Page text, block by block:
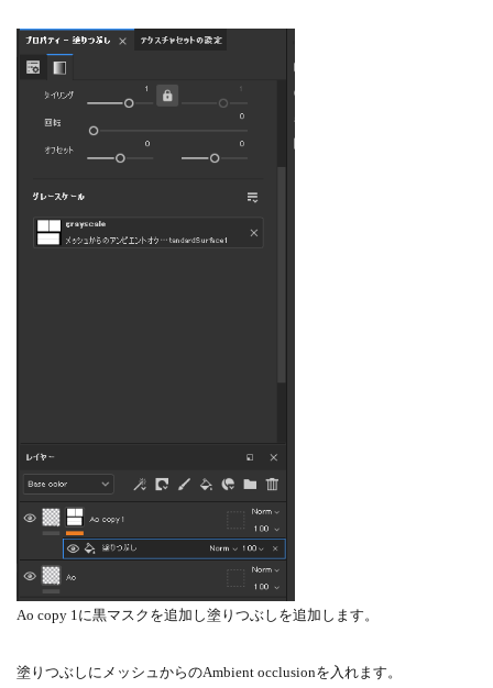
Ao copy 1に黒マスクを追加し塗りつぶしを追加します。
塗りつぶしにメッシュからのAmbient occlusionを入れます。